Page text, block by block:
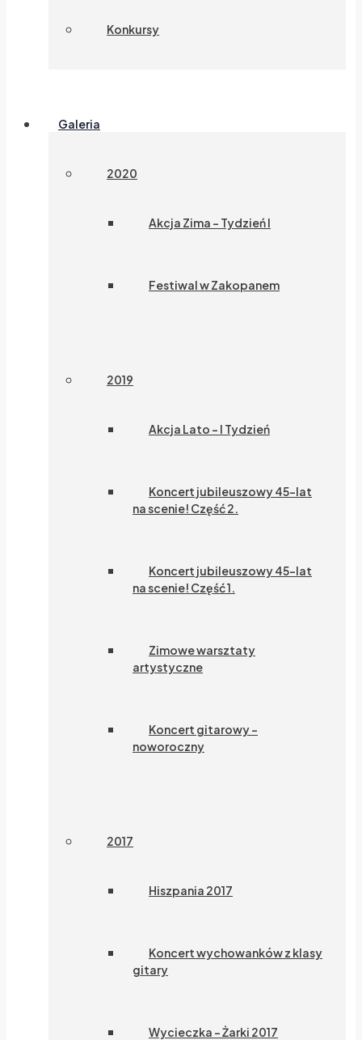
Konkursy
Galeria
2020
Akcja Zima – Tydzień I
Festiwal w Zakopanem
2019
Akcja Lato – I Tydzień
Koncert jubileuszowy 45-lat
na scenie! Część 2.
Koncert jubileuszowy 45-lat
na scenie! Część 1.
Zimowe warsztaty
artystyczne
Koncert gitarowy –
noworoczny
2017
Hiszpania 2017
Koncert wychowanków z klasy
gitary
Wycieczka – Żarki 2017